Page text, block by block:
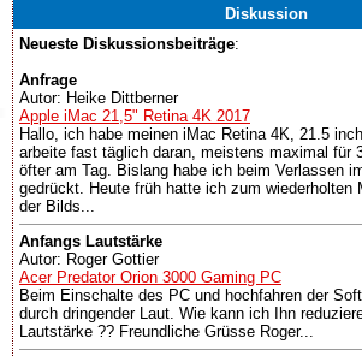
Diskussion
Neueste Diskussionsbeiträge:
Anfrage
Autor: Heike Dittberner
Apple iMac 21,5" Retina 4K 2017
Hallo, ich habe meinen iMac Retina 4K, 21.5
arbeite fast täglich daran, meistens maximal für
öfter am Tag. Bislang habe ich beim Verlassen
gedrückt. Heute früh hatte ich zum wiederholten
der Bilds...
Anfangs Lautstärke
Autor: Roger Gottier
Acer Predator Orion 3000 Gaming PC
Beim Einschalte des PC und hochfahren der
durch dringender Laut. Wie kann ich Ihn
Lautstärke ?? Freundliche Grüsse Roger...